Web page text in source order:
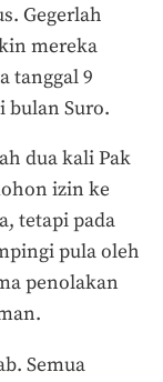
Gegerlah
mereka
tanggal 9
bulan Suro.
dua kali Pak
izin ke
tetapi pada
pula oleh
penolakan
Semua